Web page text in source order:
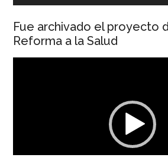
Fue archivado el proyecto
Reforma a la Salud